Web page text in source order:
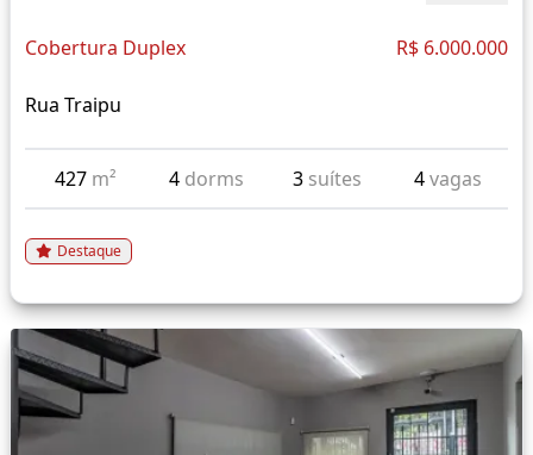
Cobertura Duplex R$ 6.000.000
Rua Traipu
427 m² 4 dorms 3 suítes 4vagas
Destaque